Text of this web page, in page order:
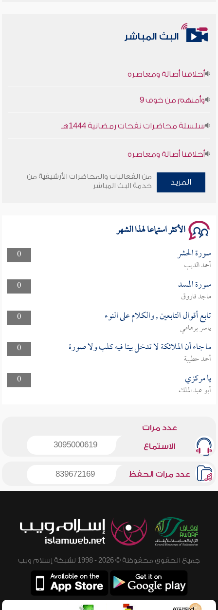
البث المباشر
أخلاقنا أصالة ومعاصرة
وأمنهم من خوف 9
أخلاقنا أصالة ومعاصرة
وأمنهم من خوف 9
المزيد
من الفعاليات والمحاضرات الأرشيفية من
خدمة البث المباشر
الأكثر استماعا لهذا الشهر
0 سورة الحشر
أحمد الديب
0
سورة المسد
ماجد فاروق
0
تابع أقوال التابعين , والكلام على النوء
ياسر برهامي
0
ما جاء أن الملائكة لا تدخل بيتا فيه كلب ولا صورة
أحمد حطيبة
0
يا مركزي
أبو عبد الملك
عدد مرات
الاستماع 3095000619
عدد مرات الحفظ 839672169
جميع الحقوق محفوظة © 2026 - 1998 لشبكة إسلام ويب